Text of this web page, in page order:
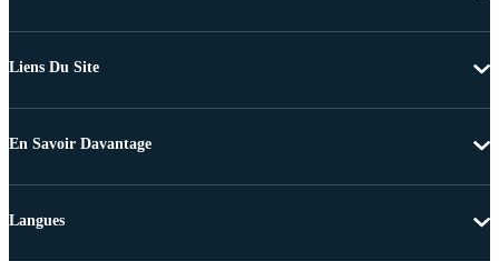
Liens Du Site
En Savoir Davantage
Langues